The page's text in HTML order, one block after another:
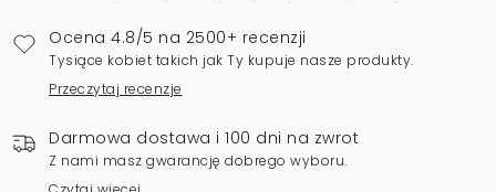
Ocena 4.8/5 na 2500+ recenzji
Tysiące kobiet takich jak Ty kupuje nasze produkty.
Przeczytaj recenzje
Darmowa dostawa i 100 dni na zwrot
Z nami masz gwarancję dobrego wyboru.